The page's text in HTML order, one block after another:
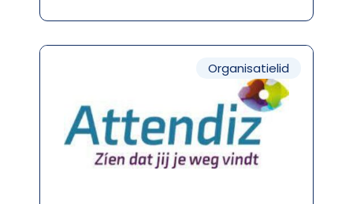
Organisatielid